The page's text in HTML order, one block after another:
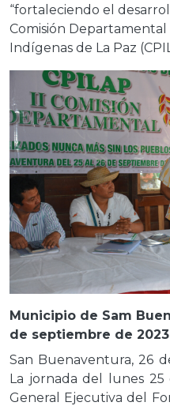
“fortaleciendo el
Comisión
Indígenas de La Paz
Municipio de Sam
de septiembre de 2023
San Buenaventura, 26
La jornada del lunes
General Ejecutiva del